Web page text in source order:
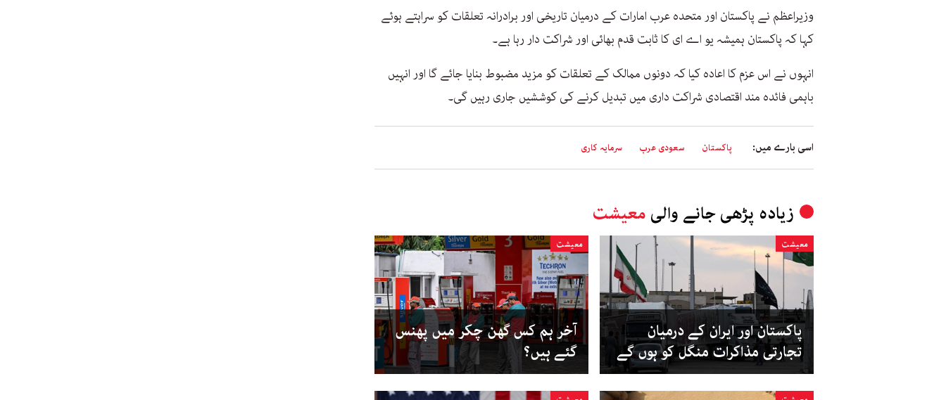
وزیراعظم نے پاکستان اور متحدہ عرب امارات کے درمیان تاریخی اور برادرانہ تعلقات کو سراہتے ہوئے
کہا کہ پاکستان ہمیشہ یو اے ای کا ثابت قدم بھائی اور شراکت دار رہا ہے۔
انہوں نے اس عزم کا اعادہ کیا کہ دونوں ممالک کے تعلقات کو مزید مضبوط بنایا جائے گا اور انہیں
باہمی فائدہ مند اقتصادی شراکت داری میں تبدیل کرنے کی کوششیں جاری رہیں گی۔
اسی بارے میں: پاکستان سعودی عرب سرمایہ کاری
زیادہ پڑھی جانے والی معیشت
معیشت
پاکستان اور ایران کے درمیان
تجارتی مذاکرات منگل کو ہوں گے
معیشت
آخر ہم کس گھن چکر میں پھنس
گئے ہیں؟